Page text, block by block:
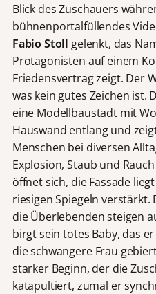
Blick des Zuschauers
bühnenportalfüllendes
Fabio Stoll gelenkt, das
Protagonisten auf einem
Friedensvertrag zeigt. Der
was kein gutes Zeichen ist.
eine Modellbaustadt mit
Hauswand entlang und
Menschen bei diversen
Explosion, Staub und
öffnet sich, die Fassade
riesigen Spiegeln verstärkt.
die Überlebenden steigen
birgt sein totes Baby, das
die schwangere Frau
starker Beginn, der die
katapultiert, zumal er